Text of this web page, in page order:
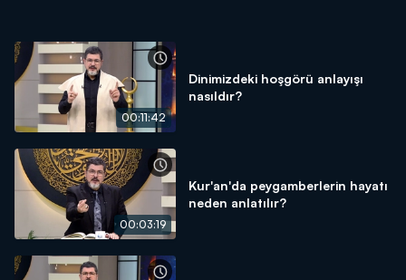
00:11:42
Dinimizdeki hoşgörü anlayışı
nasıldır?
00:03:19
Kur'an'da peygamberlerin hayatı
neden anlatılır?